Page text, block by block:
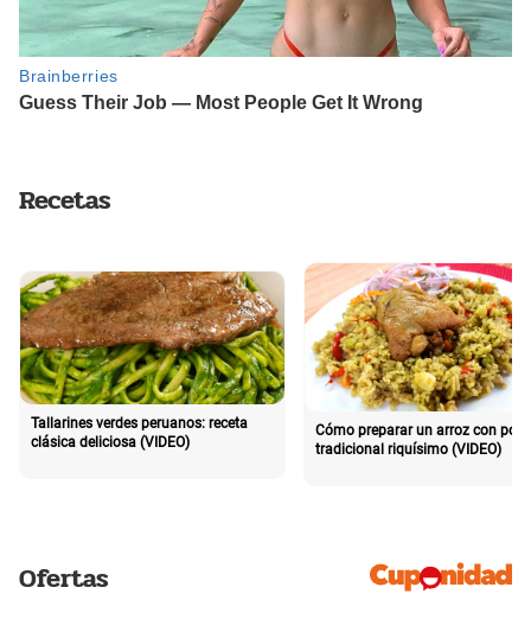
Recetas
Tallarines verdes peruanos: receta
clásica deliciosa (VIDEO)
Cómo preparar un arroz con pollo
tradicional riquísimo (VIDEO)
Ofertas